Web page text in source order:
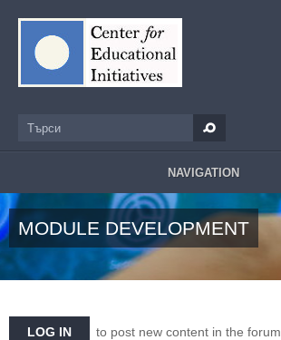
Търси
NAVIGATION
MODULE DEVELOPMENT
LOG IN to post new content in the forum.